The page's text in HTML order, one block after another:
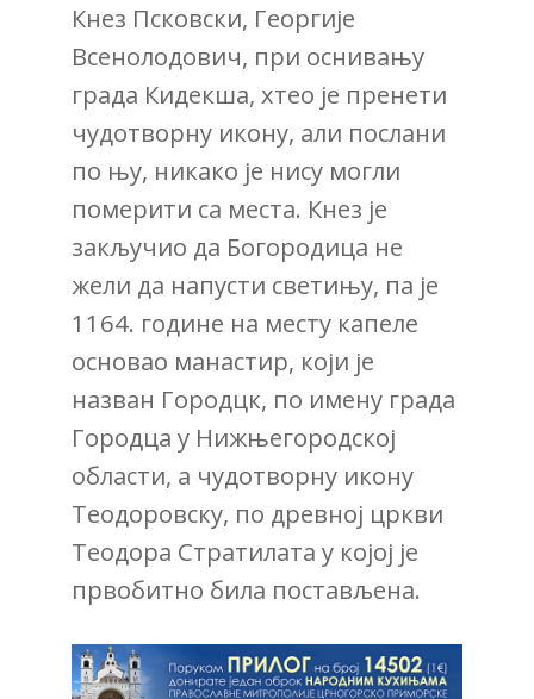
Кнез Псковски, Георгије
Всенолодович, при оснивању
града Кидекша, хтео је пренети
чудотворну икону, али послани
по њу, никако је нису могли
померити са места. Кнез је
закључио да Богородица не
жели да напусти светињу, па је
1164. године на месту капеле
основао манастир, који је
назван Городцк, по имену града
Городца у Нижњегородској
области, а чудотворну икону
Теодоровску, по древној цркви
Теодора Стратилата у којој је
првобитно била постављена.